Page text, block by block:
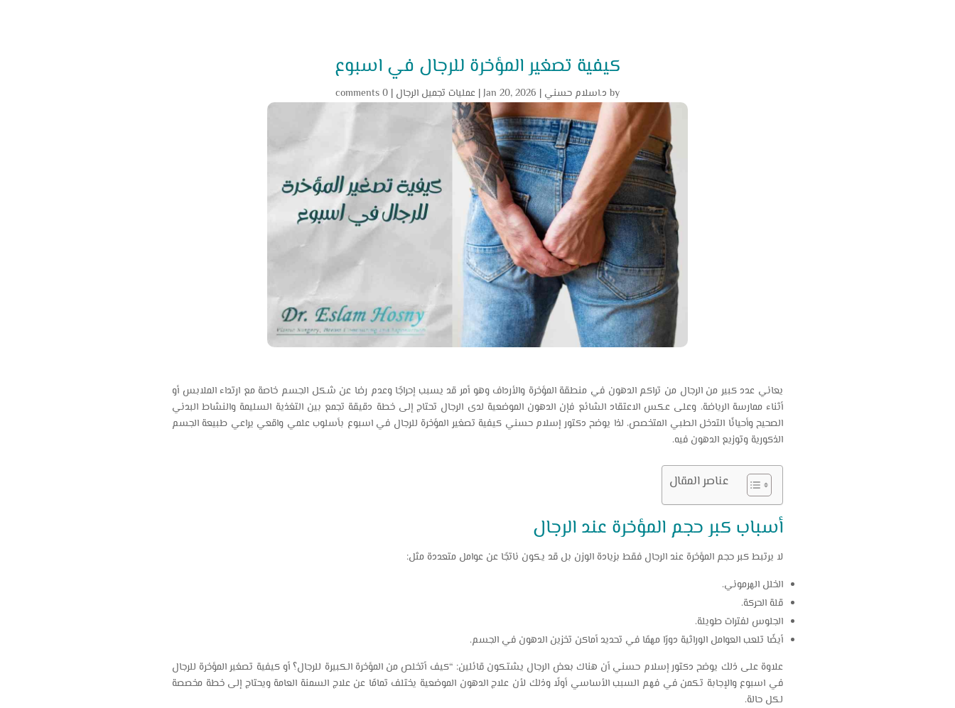
كيفية تصغير المؤخرة للرجال في اسبوع
by د.اسلام حسني |
Jan 20, 2026
| عمليات تجميل الرجال |
0 comments
يعاني عدد كبير من الرجال من تراكم الدهون في منطقة المؤخرة والأرداف وهو أمر قد يسبب إحراجًا وعدم رضا عن شكل الجسم خاصة مع ارتداء الملابس أو
أثناء ممارسة الرياضة، وعلى عكس الاعتقاد الشائع فإن الدهون الموضعية لدى الرجال تحتاج إلى خطة دقيقة تجمع بين التغذية السليمة والنشاط البدني
الصحيح وأحيانًا التدخل الطبي المتخصص، لذا يوضح دكتور إسلام حسني كيفية تصغير المؤخرة للرجال في اسبوع بأسلوب علمي واقعي يراعي طبيعة الجسم
الذكورية وتوزيع الدهون فيه.
عناصر المقال
أسباب كبر حجم المؤخرة عند الرجال
لا يرتبط كبر حجم المؤخرة عند الرجال فقط بزيادة الوزن بل قد يكون ناتجًا عن عوامل متعددة مثل:
الخلل الهرموني.
قلة الحركة.
الجلوس لفترات طويلة.
أيضًا تلعب العوامل الوراثية دورًا مهمًا في تحديد أماكن تخزين الدهون في الجسم.
علاوة على ذلك يوضح دكتور إسلام حسني أن هناك بعض الرجال يشتكون قائلين: “كيف أتخلص من المؤخرة الكبيرة للرجال؟ أو كيفية تصغير المؤخرة للرجال
في اسبوع والإجابة تكمن في فهم السبب الأساسي أولًا وذلك لأن علاج الدهون الموضعية يختلف تمامًا عن علاج السمنة العامة ويحتاج إلى خطة مخصصة
لكل حالة.